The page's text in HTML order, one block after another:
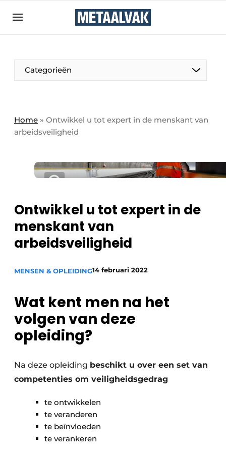
Bedrijven
Contact
Eigen content aanleveren
Evenement aanmelden
Meest gelezen
Podcasts
Privacy / Cookie statement
Vacature aanmelden
Video’s
Categorieën
Home » Ontwikkel u tot expert in de menskant van
arbeidsveiligheid
Ontwikkel u tot expert in de
menskant van
arbeidsveiligheid
MENSEN & OPLEIDING14 februari 2022
Wat kent men na het
volgen van deze
opleiding?
Na deze opleiding beschikt u over een set van
competenties om veiligheidsgedrag
te ontwikkelen
te veranderen
te beïnvloeden
te verankeren